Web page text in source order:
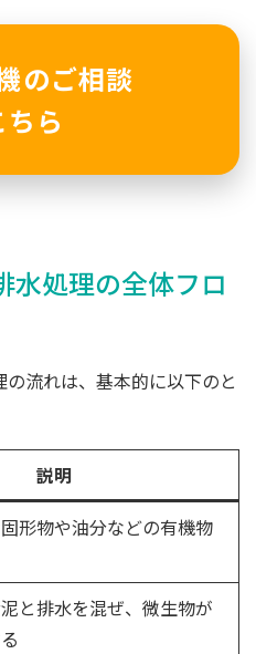
のご相談
ら
水処理の全体フロ
流れは、基本的に以下のと
説明
形物や油分などの有機物
と排水を混ぜ、微生物が